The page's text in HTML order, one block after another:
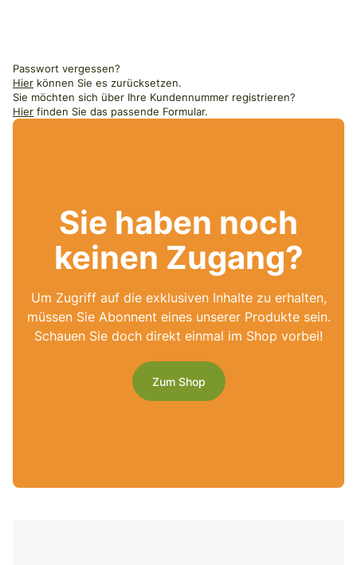
Passwort vergessen?
Hier können Sie es zurücksetzen.
Sie möchten sich über Ihre Kundennummer registrieren?
Hier finden Sie das passende Formular.
Sie haben noch
keinen Zugang?
Um Zugriff auf die exklusiven Inhalte zu erhalten,
müssen Sie Abonnent eines unserer Produkte sein.
Schauen Sie doch direkt einmal im Shop vorbei!
Zum Shop